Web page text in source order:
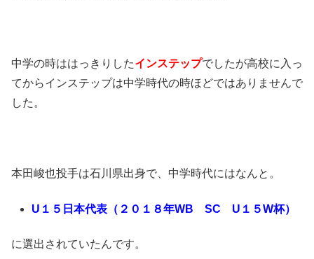
中学の時ははっきりしたインステップでしたが高校に入っ
てからインステップは中学時代の時ほどではありませんで
した。
本田峻也投手は石川県出身で、中学時代にはなんと。
U１５日本代表（２０１８年WB SC U１５W杯）
に選出されていたんです。